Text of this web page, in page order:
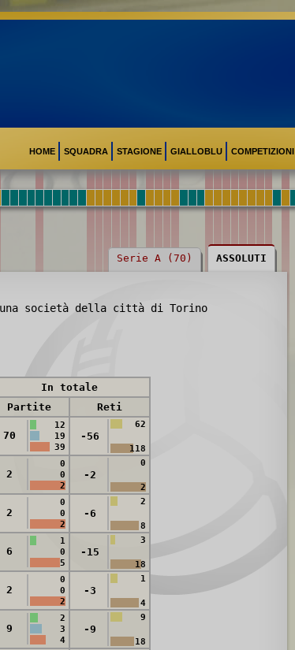
HOME SQUADRA STAGIONE GIALLOBLU COMPETIZIONI
Serie A (70) ASSOLUTI
società della città di Torino
In totale
Partite Reti
70
12
19
39
-56
62
118
2
0
0
2
-2
0
2
2
0
0
2
-6
2
8
6
1
0
5
-15
3
18
2
0
0
2
-3
1
4
9
2
3
4
-9
9
18